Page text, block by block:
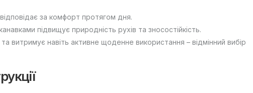
за комфорт протягом дня.
підвищує природність рухів та зносостійкість.
та витримує навіть активне щоденне використання – відмінний вибір